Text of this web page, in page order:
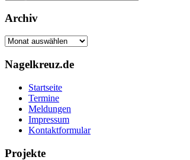
Archiv
Archiv
Nagelkreuz.de
Startseite
Termine
Meldungen
Impressum
Kontaktformular
Projekte